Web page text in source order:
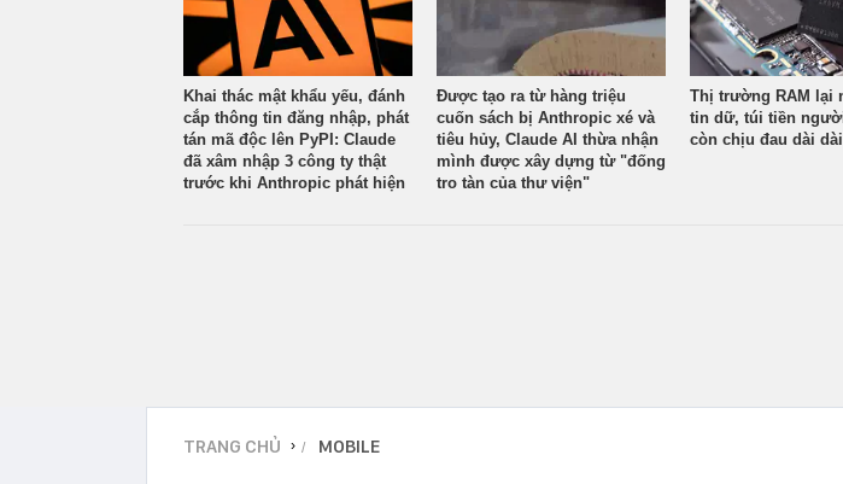
Khai thác mật khẩu yếu, đánh
cắp thông tin đăng nhập, phát
tán mã độc lên PyPI: Claude
đã xâm nhập 3 công ty thật
trước khi Anthropic phát hiện
Được tạo ra từ hàng triệu
cuốn sách bị Anthropic xé và
tiêu hủy, Claude AI thừa nhận
mình được xây dựng từ "đống
tro tàn của thư viện"
Thị trường RAM lại
tin dữ, túi tiền
còn chịu đau dài dài
TRANG CHỦ › MOBILE